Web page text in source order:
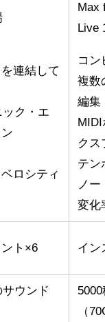
連結して
ク・エ
ロシティ
Max
Live
コン
複数
編集
クス
テン
ノー
変化
ト×6 イン
ウンド
（